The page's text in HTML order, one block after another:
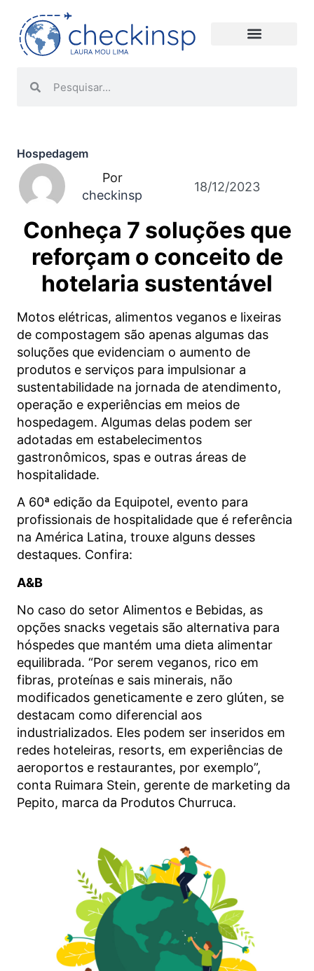
Hospedagem
Por
checkinsp
18/12/2023
Conheça 7 soluções que
reforçam o conceito de
hotelaria sustentável
Motos elétricas, alimentos veganos e lixeiras
de compostagem são apenas algumas das
soluções que evidenciam o aumento de
produtos e serviços para impulsionar a
sustentabilidade na jornada de atendimento,
operação e experiências em meios de
hospedagem. Algumas delas podem ser
adotadas em estabelecimentos
gastronômicos, spas e outras áreas de
hospitalidade.
A 60ª edição da Equipotel, evento para
profissionais de hospitalidade que é referência
na América Latina, trouxe alguns desses
destaques. Confira:
A&B
No caso do setor Alimentos e Bebidas, as
opções snacks vegetais são alternativa para
hóspedes que mantém uma dieta alimentar
equilibrada. “Por serem veganos, rico em
fibras, proteínas e sais minerais, não
modificados geneticamente e zero glúten, se
destacam como diferencial aos
industrializados. Eles podem ser inseridos em
redes hoteleiras, resorts, em experiências de
aeroportos e restaurantes, por exemplo”,
conta Ruimara Stein, gerente de marketing da
Pepito, marca da Produtos Churruca.